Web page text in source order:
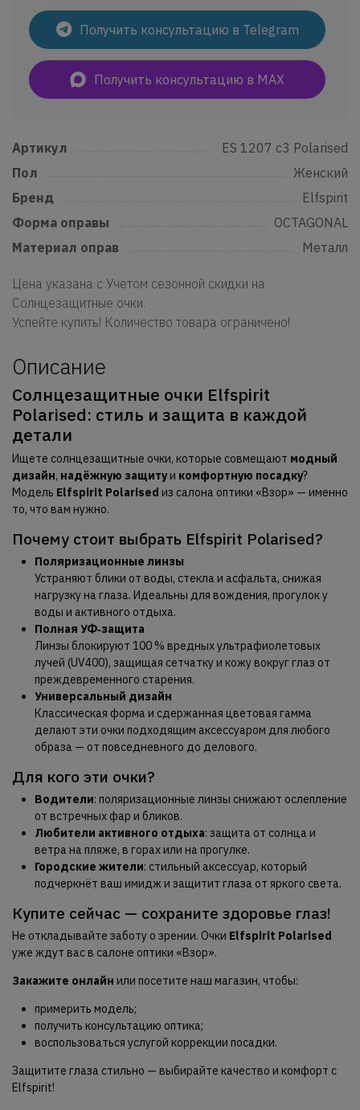
Получить консультацию в Telegram
Получить консультацию в MAX
Артикул
ES 1207 c3 Polarised
Пол
Женский
Бренд
Elfspirit
Форма оправы
OCTAGONAL
Материал оправ
Металл
Цена указана с Учетом сезонной скидки на
Солнцезащитные очки.
Успейте купить! Количество товара ограничено!
Описание
Солнцезащитные очки Elfspirit
Polarised: стиль и защита в каждой
детали
Ищете солнцезащитные очки, которые совмещают модный
дизайн, надёжную защитуи комфортную посадку?
Модель Elfspirit Polarised из салона оптики «Взор» — именно
то, что вам нужно.
Почему стоит выбрать Elfspirit Polarised?
Поляризационные линзы
Устраняют блики от воды, стекла и асфальта, снижая
нагрузку на глаза. Идеальны для вождения, прогулок у
воды и активного отдыха.
Полная УФ‑защита
Линзы блокируют 100 % вредных ультрафиолетовых
лучей (UV400), защищая сетчатку и кожу вокруг глаз от
преждевременного старения.
Универсальный дизайн
Классическая форма и сдержанная цветовая гамма
делают эти очки подходящим аксессуаром для любого
образа — от повседневного до делового.
Для кого эти очки?
Водители: поляризационные линзы снижают ослепление
от встречных фар и бликов.
Любители активного отдыха: защита от солнца и
ветра на пляже, в горах или на прогулке.
Городские жители: стильный аксессуар, который
подчеркнёт ваш имидж и защитит глаза от яркого света.
Купите сейчас — сохраните здоровье глаз!
Не откладывайте заботу о зрении. Очки Elfspirit Polarised
уже ждут вас в салоне оптики «Взор».
Закажите онлайн или посетите наш магазин, чтобы:
примерить модель;
получить консультацию оптика;
воспользоваться услугой коррекции посадки.
Защитите глаза стильно — выбирайте качество и комфорт с
Elfspirit!